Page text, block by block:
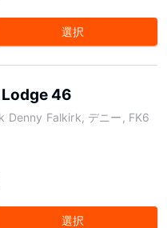
選択
46
Denny Falkirk, デニー, FK6
選択